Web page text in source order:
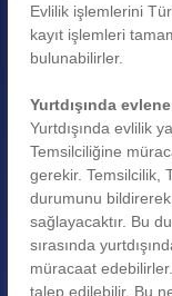
Evlilik işlemlerini
kayıt işlemleri
bulunabilirler.
Yurtdışında
Yurtdışında evlilik
Temsilciliğine
gerekir. Temsilcilik,
durumunu
sağlayacaktır. Bu
sırasında
müracaat
talep edilebilir. Bu